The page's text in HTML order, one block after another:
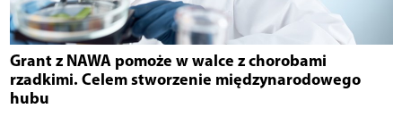
Grant z NAWA pomoże w walce z chorobami
rzadkimi. Celem stworzenie międzynarodowego
hubu